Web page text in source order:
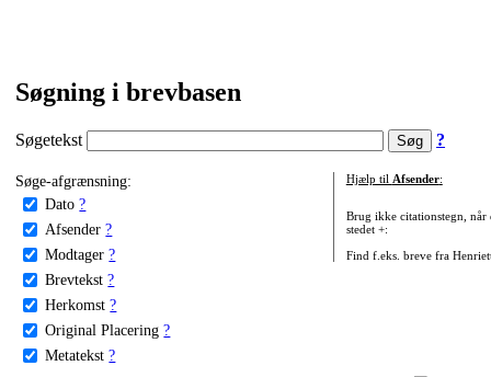
Søgning i brevbasen
Søgetekst ?
Søge-afgrænsning:
Dato ?
Afsender ?
Modtager ?
Brevtekst ?
Herkomst ?
Original Placering ?
Metatekst ?
Hjælp til Afsender:
Brug ikke citationstegn, når
stedet +:
Find f.eks. breve fra